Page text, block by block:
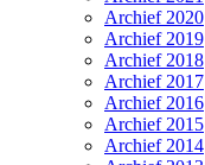
Archief 2020
Archief 2019
Archief 2018
Archief 2017
Archief 2016
Archief 2015
Archief 2014